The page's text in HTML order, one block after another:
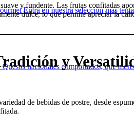
Entra en nuestra selección más
nacionales e importados, que
y fundente. Las frutas confitadas
dulce, lo que permite apreciar la
y
de bebidas de postre, desde